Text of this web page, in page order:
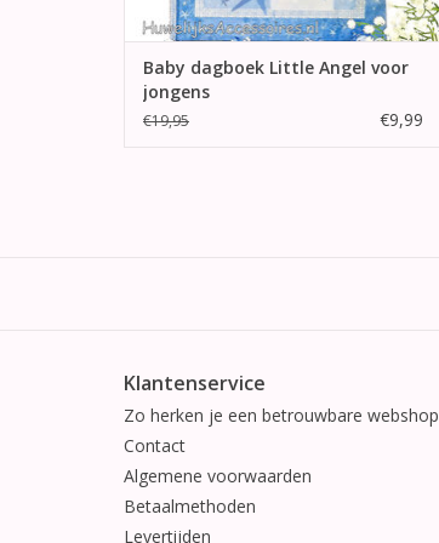
Baby dagboek Little Angel voor
jongens
€19,95 €9,99
Klantenservice
Zo herken je een betrouwbare webshop
Contact
Algemene voorwaarden
Betaalmethoden
Levertijden